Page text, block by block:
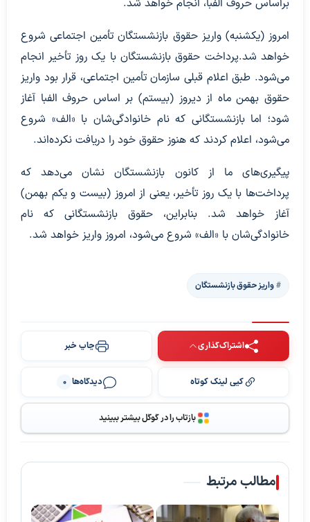
براساس حروف الفبا، انجام خواهد شد.
امروز (یکشنبه) واریز حقوق بازنشستگان تأمین اجتماعی شروع
خواهد شد.پرداخت حقوق بازنشستگان با یک روز تأخیر انجام
می‌شود. طبق اعلام قبلی سازمان تأمین اجتماعی، قرار بود واریز
حقوق بهمن ماه از دیروز (بیستم) بر اساس حروف الفبا آغاز
شود؛ اما بازنشستگانی که نام خانوادگی‌شان با «الف» شروع
می‌شود، اعلام کردند که هنوز حقوق خود را دریافت نکرده‌اند.
پیگیری‌های ما از کانون بازنشستگان نشان می‌دهد که
پرداخت‌ها با یک روز تأخیر، یعنی از امروز (بیست و یکم بهمن)
آغاز خواهد شد. بنابراین، حقوق بازنشستگانی که نام
خانوادگی‌شان با «الف» شروع می‌شود، امروز واریز خواهد شد.
واریز حقوق بازنشستگان
اشتراک‌گذاری چاپ خبر
کپی لینک کوتاه دیدگاه‌ها 0
بازتاب را در گوگل بیشتر ببینید
مطالب مرتبط